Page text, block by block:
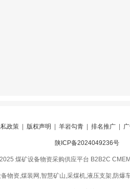
政策| 版权声明 羊岩勾青| 排名推广|
陕ICP备2024049236号
煤矿设备物资采购供应平台 B2B2C
物资,煤装网,智慧矿山,采煤机,液压支架,防爆